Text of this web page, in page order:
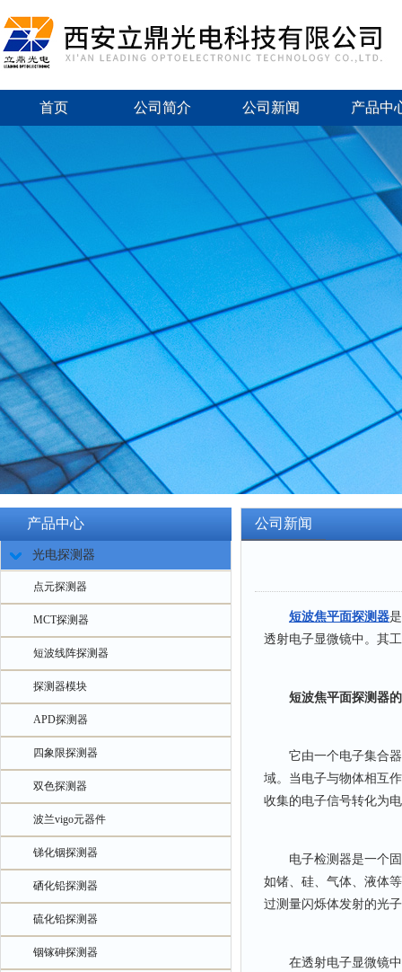
首页 公司简介 公司新闻 产品中
产品中心
光电探测器
点元探测器
MCT探测器
短波线阵探测器
探测器模块
APD探测器
四象限探测器
双色探测器
波兰vigo元器件
锑化铟探测器
硒化铅探测器
硫化铅探测器
铟镓砷探测器
公司新闻
短波焦平面探测器
透射电子显微镜中。其
短波焦平面探测器
它由一个电子集合器
域。当电子与物体相互
收集的电子信号转化为
电子检测器是一个固
如锗、硅、气体、液体
过测量闪烁体发射的光
在透射电子显微镜中